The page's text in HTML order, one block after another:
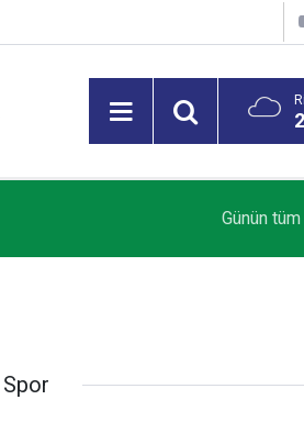
Meteoroloji’den
Günün tüm
Spor